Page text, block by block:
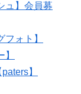
ュ】会員募
ォト】
】